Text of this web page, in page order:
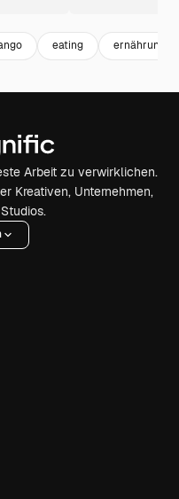
eating ernährung
Arbeit zu verwirklichen.
Kreativen, Unternehmen,